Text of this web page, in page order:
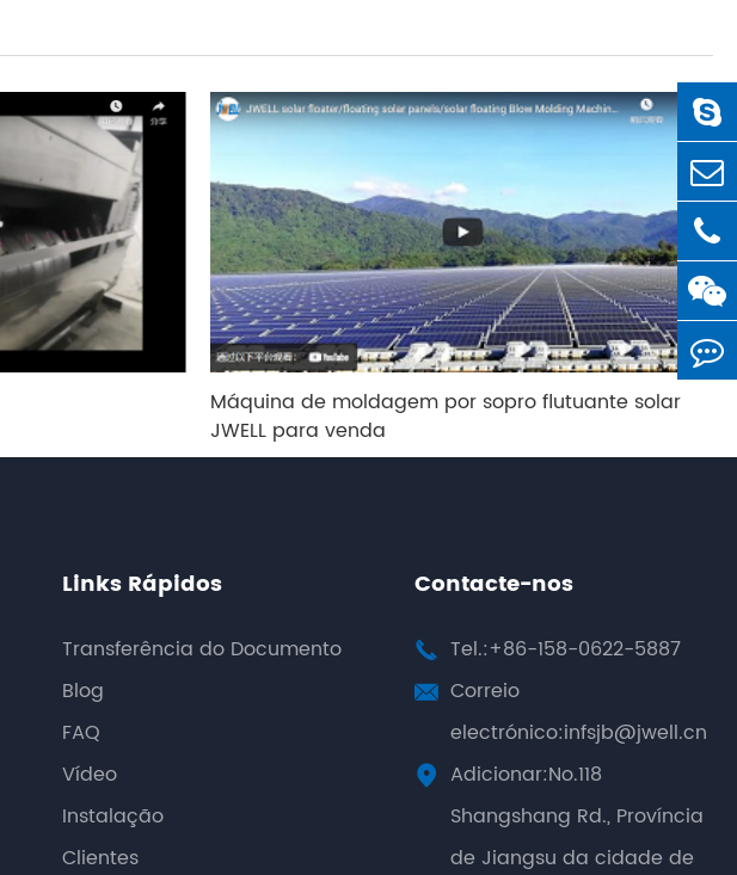
Máquina de moldagem por sopro flutuante solar
JWELL para venda
Links Rápidos
Transferência do Documento
Blog
FAQ
Vídeo
Instalação
Clientes
Contacte-nos
 Tel.:+86-158-0622-5887
 Correio
electrónico:infsjb@jwell.cn

Adicionar:No.118
Shangshang Rd., Província
de Jiangsu da cidade de